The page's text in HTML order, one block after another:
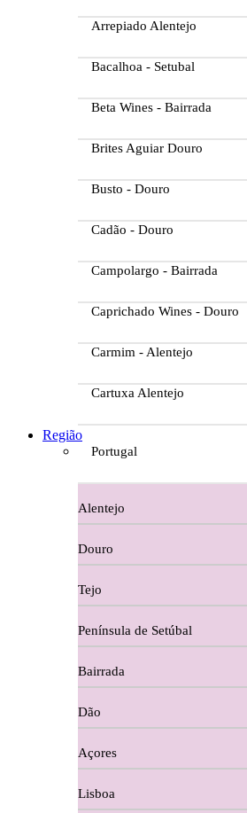
Arrepiado Alentejo
Bacalhoa - Setubal
Beta Wines - Bairrada
Brites Aguiar Douro
Busto - Douro
Cadão - Douro
Campolargo - Bairrada
Caprichado Wines - Douro
Carmim - Alentejo
Cartuxa Alentejo
Casa Dos Migueis Douro
Casa Relvas Alentejo
Caves de São João - Bairrada
Charcutaria
Copos e Decanter
Cortes De Reguengo Douro
Digestivos
Divai - Alentejo
Região
Portugal
Alentejo
Douro
Tejo
Península de Setúbal
Bairrada
Dão
Açores
Lisboa